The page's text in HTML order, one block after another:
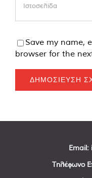
Save my name,
browser for the
Email:
Τηλέφωνο